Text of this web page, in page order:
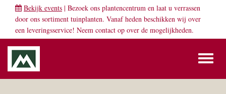
Bekijk events | Bezoek ons plantencentrum en laat u verrassen
door ons sortiment tuinplanten. Vanaf heden beschikken wij over
een leveringsservice! Neem contact op over de mogelijkheden.